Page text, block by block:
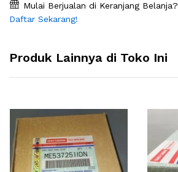
Mulai Berjualan di Keranjang Belanja?
Daftar Sekarang!
Produk Lainnya di Toko Ini